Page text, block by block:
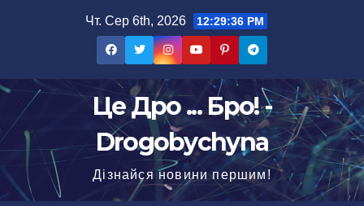
Чт. Сер 6th, 2026 12:29:37 PM
Це Дро ... Бро! -
Drogobychyna
Дізнайся новини першим!